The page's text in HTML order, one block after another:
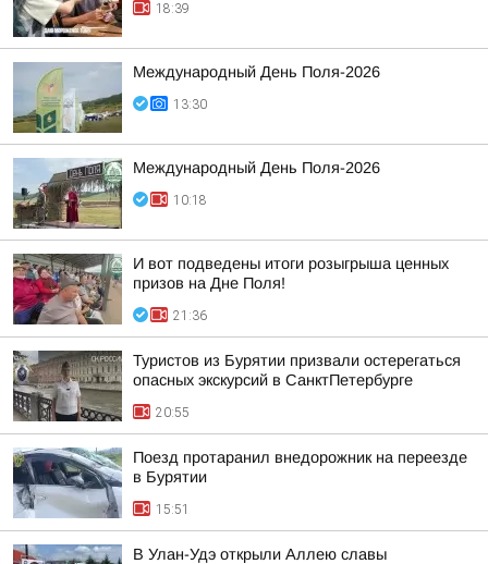
18:39
Международный День Поля-2026
13:30
Международный День Поля-2026
10:18
И вот подведены итоги розыгрыша ценных
призов на Дне Поля!
21:36
Туристов из Бурятии призвали остерегаться
опасных экскурсий в СанктПетербурге
20:55
Поезд протаранил внедорожник на переезде
в Бурятии
15:51
В Улан-Удэ открыли Аллею славы